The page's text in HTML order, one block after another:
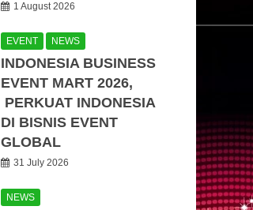
1 August 2026
EVENT NEWS
INDONESIA BUSINESS
EVENT MART 2026,
PERKUAT INDONESIA
DI BISNIS EVENT
GLOBAL
31 July 2026
NEWS